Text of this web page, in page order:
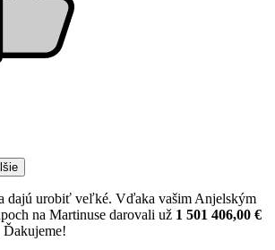
dajú urobiť veľké. Vďaka vašim Anjelským
na Martinuse darovali už 1 501 406,00 €
Ďakujeme!